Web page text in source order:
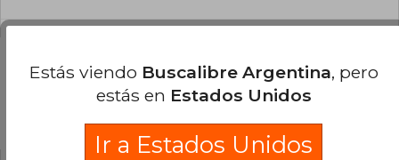
Estás viendo Buscalibre Argentina, pero
estás en Estados Unidos
Ir a Estados Unidos